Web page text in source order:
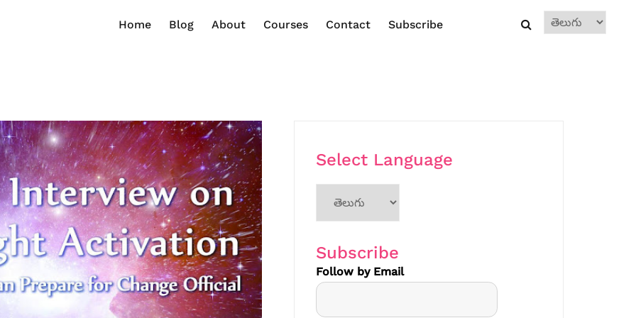
Home Blog About Courses Contact Subscribe
Choose
a
Select Language
Choose
language
Subscribe
Follow by Email